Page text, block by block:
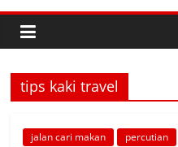
tips kaki travel
jalan cari makan percutian